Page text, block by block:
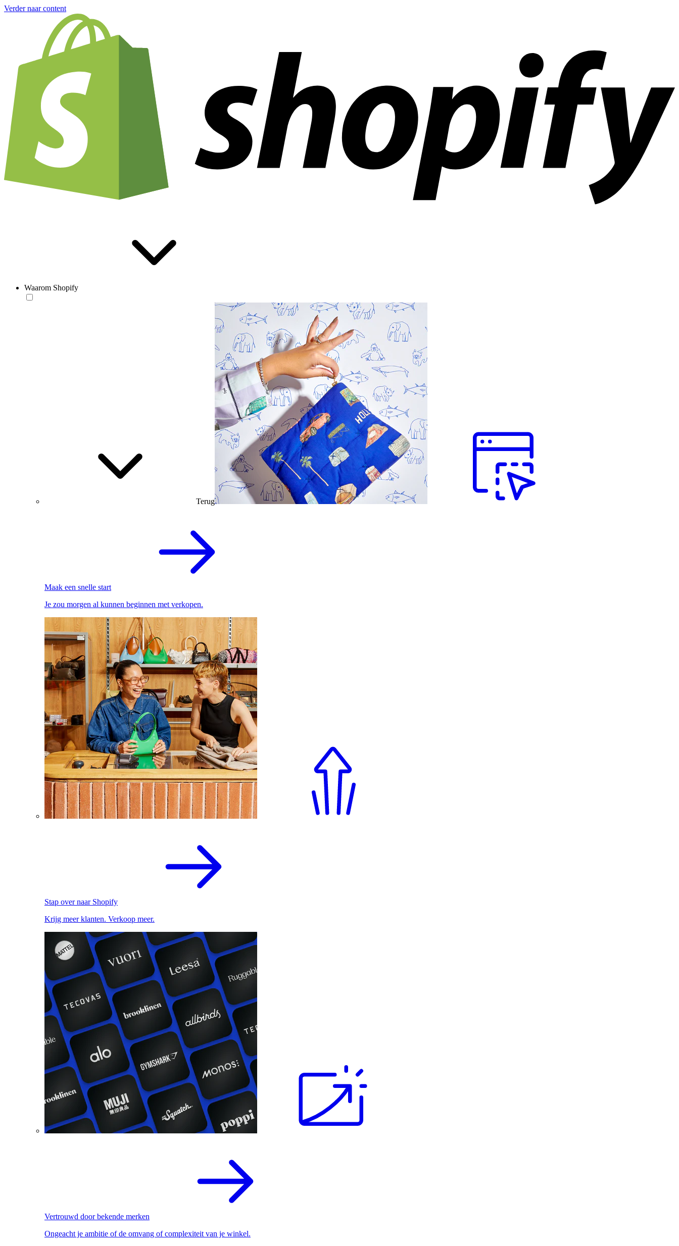
Verder naar content
Waarom Shopify
Terug
Maak een snelle start
Je zou morgen al kunnen beginnen met verkopen.
Stap over naar Shopify
Krijg meer klanten. Verkoop meer.
Vertrouwd door bekende merken
Ongeacht je ambitie of de omvang of complexiteit van je winkel.